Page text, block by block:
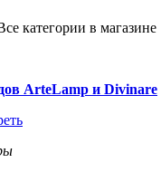
категории в магазине
ArteLamp и Divinare